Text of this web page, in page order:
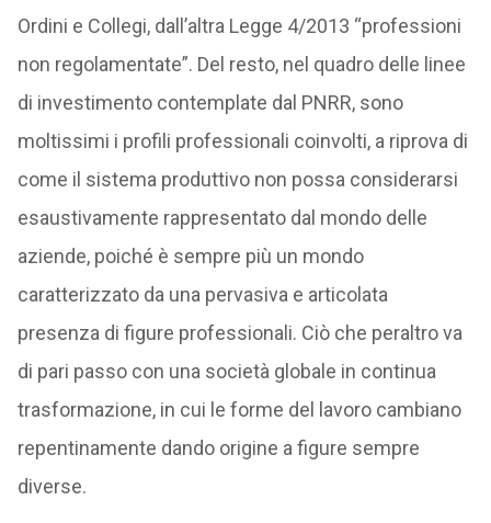
Ordini e Collegi, dall’altra Legge 4/2013 “professioni
non regolamentate”. Del resto, nel quadro delle linee
di investimento contemplate dal PNRR, sono
moltissimi i profili professionali coinvolti, a riprova di
come il sistema produttivo non possa considerarsi
esaustivamente rappresentato dal mondo delle
aziende, poiché è sempre più un mondo
caratterizzato da una pervasiva e articolata
presenza di figure professionali. Ciò che peraltro va
di pari passo con una società globale in continua
trasformazione, in cui le forme del lavoro cambiano
repentinamente dando origine a figure sempre
diverse.